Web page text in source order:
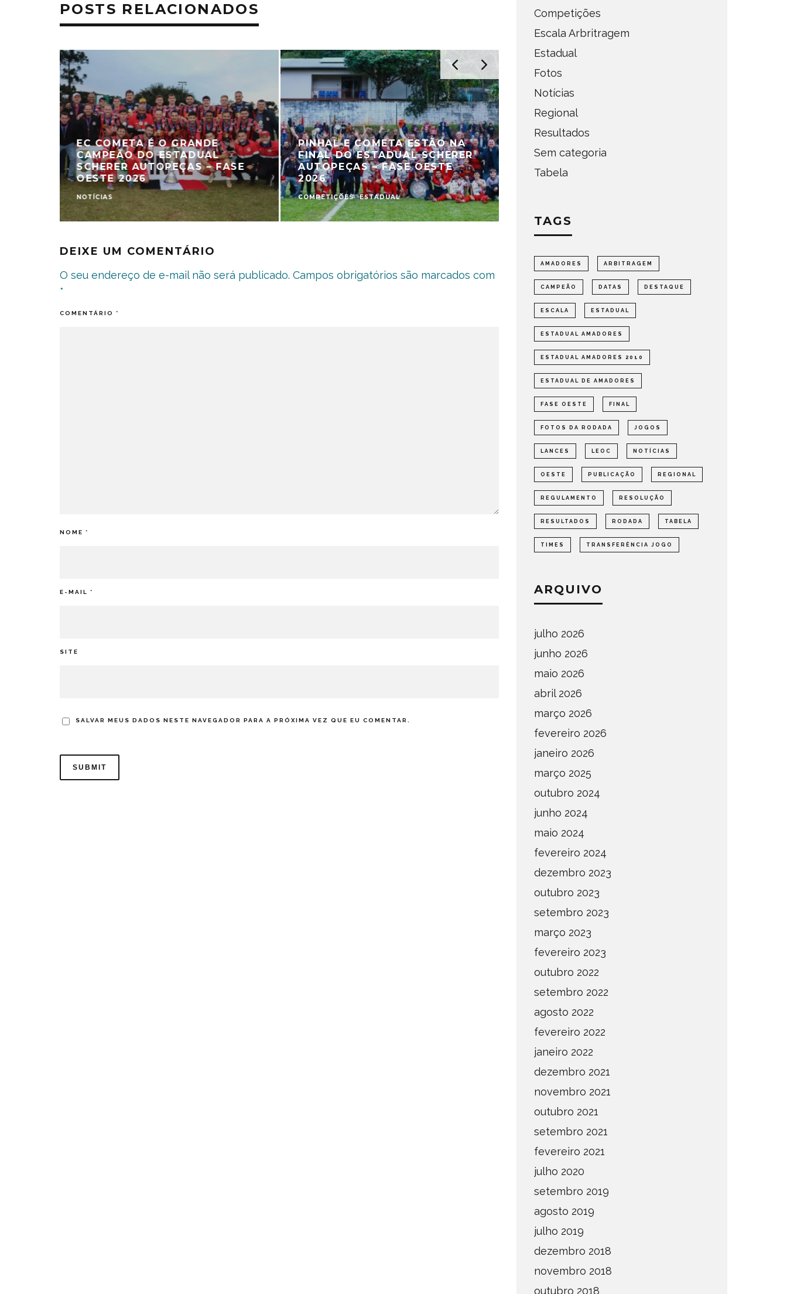
POSTS RELACIONADOS
EC COMETA É O GRANDE
CAMPEÃO DO ESTADUAL
SCHERER AUTOPEÇAS – FASE
OESTE 2026
NOTÍCIAS
PINHAL E COMETA ESTÃO NA
FINAL DO ESTADUAL SCHERER
AUTOPEÇAS – FASE OESTE
2026
COMPETIÇÕES ESTADUAL
DEFINIDOS OS SEMIFINALISTAS
DO ESTADUAL DE AMADORES –
FASE OESTE 2026
DEIXE UM COMENTÁRIO
O seu endereço de e-mail não será publicado. Campos obrigatórios são marcados com
*
COMENTÁRIO *
NOME *
E-MAIL *
SITE
SALVAR MEUS DADOS NESTE NAVEGADOR PARA A PRÓXIMA VEZ QUE EU COMENTAR.
Competições
Escala Arbritragem
Estadual
Fotos
Notícias
Regional
Resultados
Sem categoria
Tabela
TAGS
AMADORES ARBITRAGEM
CAMPEÃO DATAS DESTAQUE
ESCALA ESTADUAL
ESTADUAL AMADORES
ESTADUAL AMADORES 2010
ESTADUAL DE AMADORES
FASE OESTE FINAL
FOTOS DA RODADA JOGOS
LANCES LEOC NOTÍCIAS
OESTE PUBLICAÇÃO REGIONAL
REGULAMENTO RESOLUÇÃO
RESULTADOS RODADA TABELA
TIMES TRANSFERÊNCIA JOGO
ARQUIVO
julho 2026
junho 2026
maio 2026
abril 2026
março 2026
fevereiro 2026
janeiro 2026
março 2025
outubro 2024
junho 2024
maio 2024
fevereiro 2024
dezembro 2023
outubro 2023
setembro 2023
março 2023
fevereiro 2023
outubro 2022
setembro 2022
agosto 2022
fevereiro 2022
janeiro 2022
dezembro 2021
novembro 2021
outubro 2021
setembro 2021
fevereiro 2021
julho 2020
setembro 2019
agosto 2019
julho 2019
dezembro 2018
novembro 2018
outubro 2018